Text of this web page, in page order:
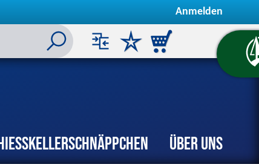
Anmelden
Schnäppchen Über uns